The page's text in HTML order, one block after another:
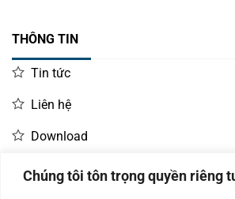
Chúng tôi tôn trọng quyền riêng
THÔNG TIN
Tin tức
Liên hệ
Download
LIÊN HỆ MUA HÀNG